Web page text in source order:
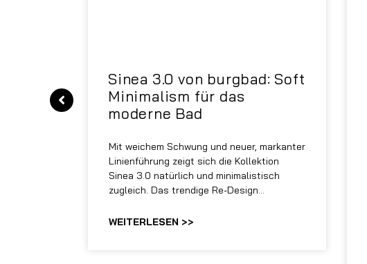
Sinea 3.0 von burgbad: Soft
Minimalism für das
moderne Bad
Mit weichem Schwung und neuer, markanter
Linienführung zeigt sich die Kollektion
Sinea 3.0 natürlich und minimalistisch
zugleich. Das trendige Re-Design…
WEITERLESEN >>